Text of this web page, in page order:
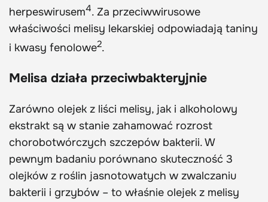
herpeswirusem4. Za przeciwwirusowe
właściwości melisy lekarskiej odpowiadają taniny
i kwasy fenolowe2.
Melisa działa przeciwbakteryjnie
Zarówno olejek z liści melisy, jak i alkoholowy
ekstrakt są w stanie zahamować rozrost
chorobotwórczych szczepów bakterii. W
pewnym badaniu porównano skuteczność 3
olejków z roślin jasnotowatych w zwalczaniu
bakterii i grzybów – to właśnie olejek z melisy